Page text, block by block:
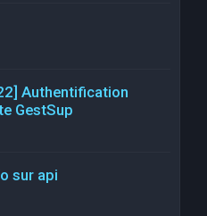
Authentification
GestSup
sur api